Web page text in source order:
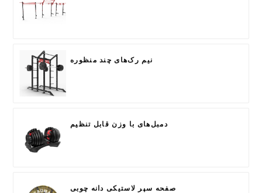
نیم رک‌های چند منظوره
دمبل‌های با وزن قابل تنظیم
صفحه سپر لاستیکی دانه چوبی